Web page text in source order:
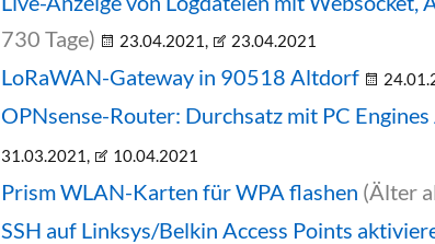
730 Tage)
23.04.2021, 23.04.2021
LoRaWAN-Gateway in 90518 Altdorf
OPNsense-Router: Durchsatz mit PC
31.03.2021, 10.04.2021
Prism WLAN-Karten für WPA flashen (Älter
SSH auf Linksys/Belkin Access Points